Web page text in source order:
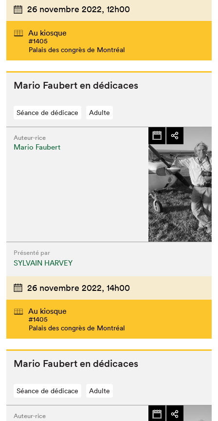
26 novembre 2022, 12h00
Au kiosque
#1405
Palais des congrès de Montréal
Mario Faubert en dédicaces
Séance de dédicace Adulte
Auteur·rice
Mario Faubert
Présenté par
SYLVAIN HARVEY
26 novembre 2022, 14h00
Au kiosque
#1405
Palais des congrès de Montréal
Mario Faubert en dédicaces
Séance de dédicace Adulte
Auteur·rice